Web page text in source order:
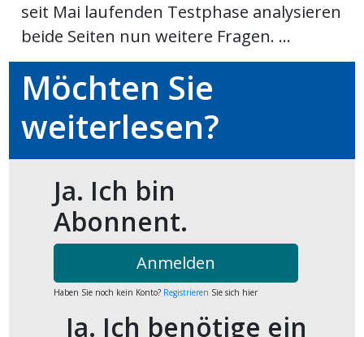
Fussball
seit Mai laufenden Testphase analysieren
beide Seiten nun weitere Fragen. ...
Möchten Sie
weiterlesen?
Ja. Ich bin
Abonnent.
Anmelden
Haben Sie noch kein Konto? Registrieren Sie sich hier
Ja. Ich benötige ein